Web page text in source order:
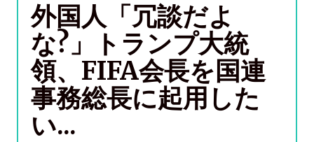
外国人「冗談だよ
な?」トランプ大統
領、FIFA会長を国連
事務総長に起用した
い...